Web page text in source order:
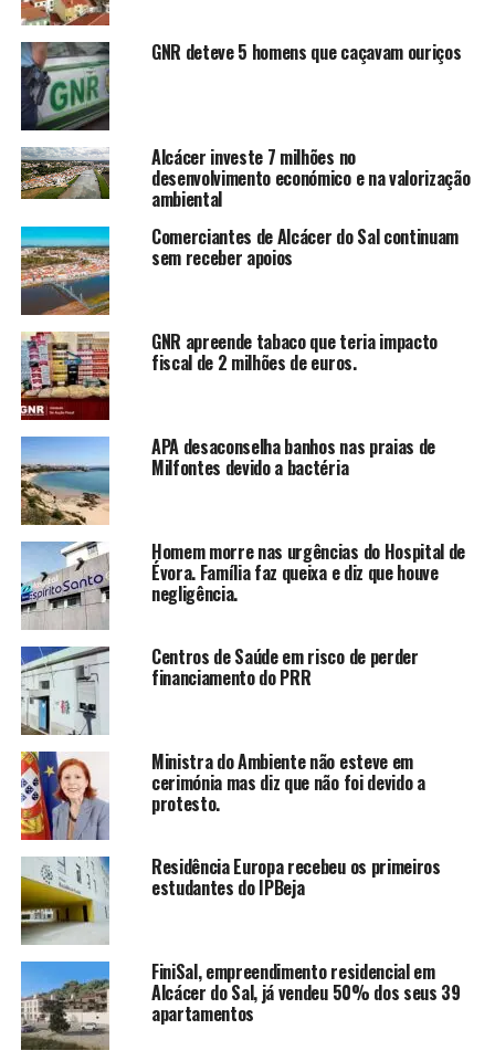
GNR deteve 5 homens que caçavam ouriços
Alcácer investe 7 milhões no
desenvolvimento económico e na valorização
ambiental
Comerciantes de Alcácer do Sal continuam
sem receber apoios
GNR apreende tabaco que teria impacto
fiscal de 2 milhões de euros.
APA desaconselha banhos nas praias de
Milfontes devido a bactéria
Homem morre nas urgências do Hospital de
Évora. Família faz queixa e diz que houve
negligência.
Centros de Saúde em risco de perder
financiamento do PRR
Ministra do Ambiente não esteve em
cerimónia mas diz que não foi devido a
protesto.
Residência Europa recebeu os primeiros
estudantes do IPBeja
FiniSal, empreendimento residencial em
Alcácer do Sal, já vendeu 50% dos seus 39
apartamentos